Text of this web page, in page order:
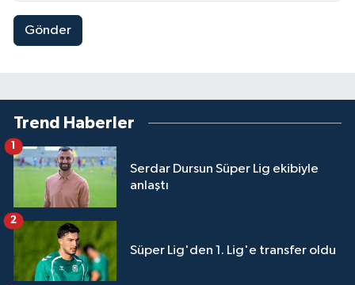
Gönder
Trend Haberler
Serdar Dursun Süper Lig ekibiyle
anlaştı
Süper Lig'den 1. Lig'e transfer oldu
2